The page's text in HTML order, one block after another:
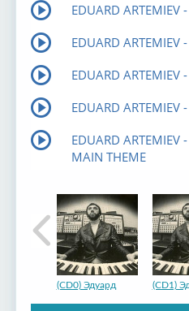
EDUARD ARTEMIEV
EDUARD ARTEMIEV
EDUARD ARTEMIEV
EDUARD ARTEMIEV
EDUARD ARTEMIEV
MAIN THEME
(CD0) Эдуард (CD1)